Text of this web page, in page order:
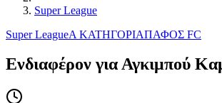
Super League
Super LeagueΑ ΚΑΤΗΓΟΡΙΑΠΑΦΟΣ FC
Ενδιαφέρον για Αγκιμπού